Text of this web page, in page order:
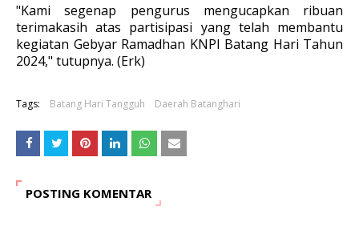
"Kami segenap pengurus mengucapkan ribuan
terimakasih atas partisipasi yang telah membantu
kegiatan Gebyar Ramadhan KNPI Batang Hari Tahun
2024," tutupnya. (Erk)
Tags: Batang Hari Tangguh Daerah Batanghari
POSTING KOMENTAR